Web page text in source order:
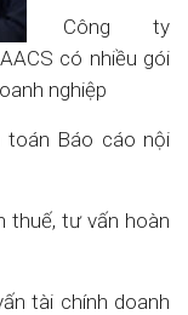
Công ty
có nhiều gói
nghiệp
toán Báo cáo nội
thuế, tư vấn hoàn
tài chính doanh